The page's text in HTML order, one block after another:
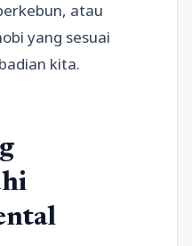
atau
yang sesuai
kita.